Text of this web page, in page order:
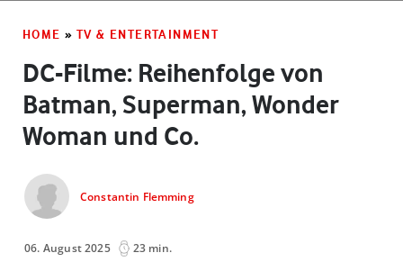
HOME » TV & ENTERTAINMENT
DC-Filme: Reihenfolge von
Batman, Superman, Wonder
Woman und Co.
Constantin Flemming
06. August 2025 23 min.